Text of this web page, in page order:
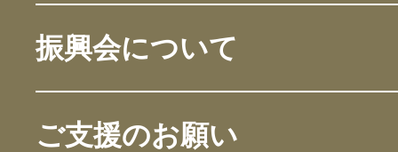
振興会について
ご支援のお願い